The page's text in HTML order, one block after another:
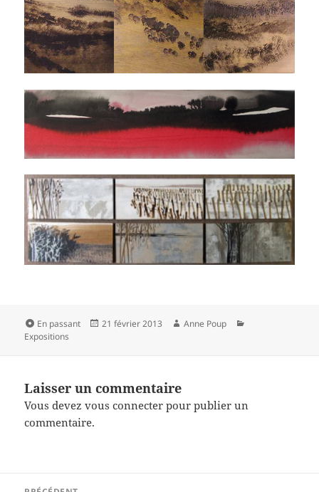
Format
En passant
Publié
21 février 2013 Auteur
Anne Poup
Expositions
Laisser un commentaire
Vous devezvous connecter pour publier un
commentaire.